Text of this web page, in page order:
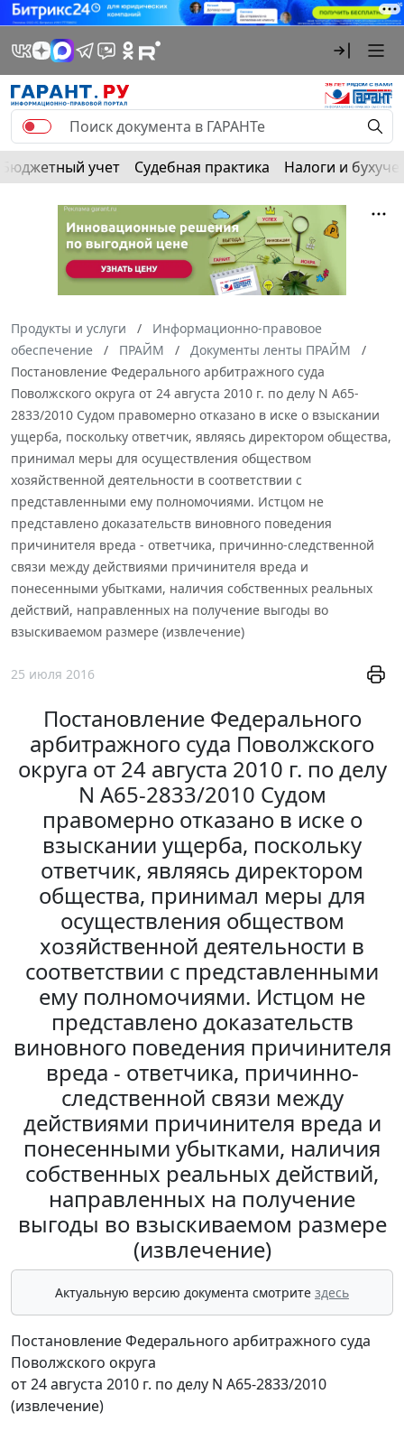
Бюджетный учет Судебная практика Налоги и
Продукты и услуги
Информационно-правовое
обеспечение
ПРАЙМ
Документы ленты ПРАЙМ
Постановление Федерального арбитражного суда
Поволжского округа от 24 августа 2010 г. по делу N А65-
2833/2010 Судом правомерно отказано в иске о взыскании
ущерба, поскольку ответчик, являясь директором общества,
принимал меры для осуществления обществом
хозяйственной деятельности в соответствии с
представленными ему полномочиями. Истцом не
представлено доказательств виновного поведения
причинителя вреда - ответчика, причинно-следственной
связи между действиями причинителя вреда и
понесенными убытками, наличия собственных реальных
действий, направленных на получение выгоды во
взыскиваемом размере (извлечение)
25 июля 2016
Постановление Федерального
арбитражного суда Поволжского
округа от 24 августа 2010 г. по делу
N А65-2833/2010 Судом
правомерно отказано в иске о
взыскании ущерба, поскольку
ответчик, являясь директором
общества, принимал меры для
осуществления обществом
хозяйственной деятельности в
соответствии с представленными
ему полномочиями. Истцом не
представлено доказательств
виновного поведения причинителя
вреда - ответчика, причинно-
следственной связи между
действиями причинителя вреда и
понесенными убытками, наличия
собственных реальных действий,
направленных на получение
выгоды во взыскиваемом размере
(извлечение)
Актуальную версию документа смотрите здесь
Постановление Федерального арбитражного суда
Поволжского округа
от 24 августа 2010 г. по делу N А65-2833/2010
(извлечение)